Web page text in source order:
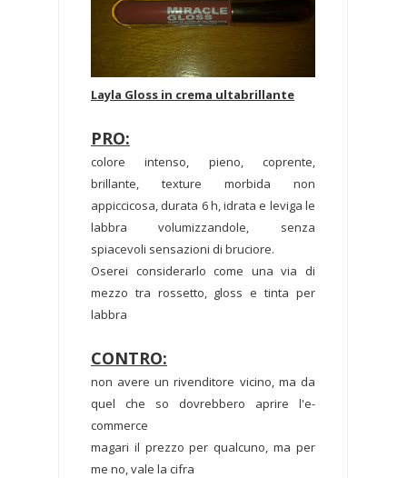
Layla Gloss in crema ultabrillante
PRO:
colore intenso, pieno, coprente,
brillante, texture morbida non
appiccicosa, durata 6 h, idrata e leviga le
labbra volumizzandole, senza
spiacevoli sensazioni di bruciore.
Oserei considerarlo come una via di
mezzo tra rossetto, gloss e tinta per
labbra
CONTRO:
non avere un rivenditore vicino, ma da
quel che so dovrebbero aprire l'e-
commerce
magari il prezzo per qualcuno, ma per
me no, vale la cifra